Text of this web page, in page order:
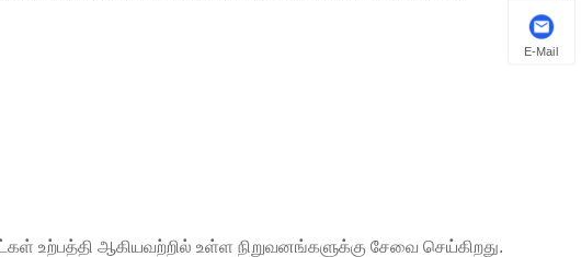
உற்பத்தி ஆகியவற்றில் உள்ள நிறுவனங்களுக்கு சேவை செய்கிறது.
E-Mail